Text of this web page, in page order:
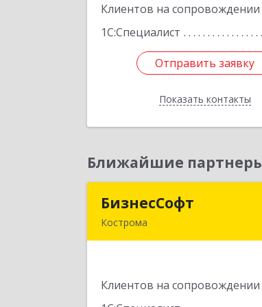
Клиентов на сопровождении
1С:Специалист
Отправить заявку
Показать контакты
Отправить заявку
Назад
Ближайшие
БизнесСофт
Кострома
Клиентов на сопровождении